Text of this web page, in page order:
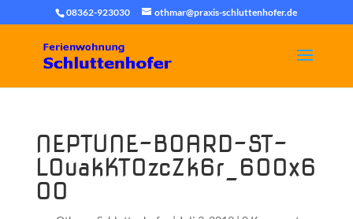
08362-923030 othmar@praxis-schluttenhofer.de
NEPTUNE-BOARD-ST-
L0uakKT0zcZk6r_600x6
00